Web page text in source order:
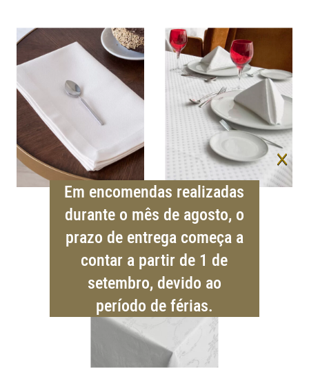
Em encomendas realizadas
durante o mês de agosto, o
prazo de entrega começa a
contar a partir de 1 de
setembro, devido ao
período de férias.
×